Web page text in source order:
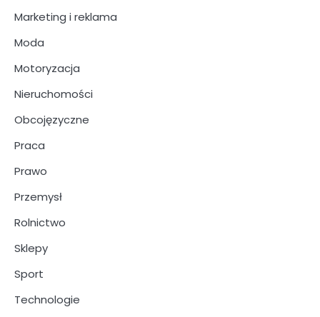
Marketing i reklama
Moda
Motoryzacja
Nieruchomości
Obcojęzyczne
Praca
Prawo
Przemysł
Rolnictwo
Sklepy
Sport
Technologie